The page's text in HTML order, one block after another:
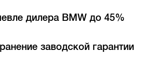
дилера BMW до 45%
заводской гарантии